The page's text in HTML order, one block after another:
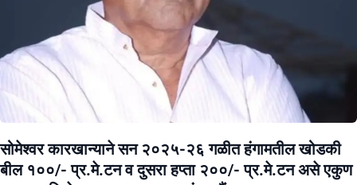
सोमेश्वर कारखान्याने सन २०२५-२६ गळीत हंगामतील खोडकी
बील १००/- प्र.मे.टन व दुसरा हप्ता २००/- प्र.मे.टन असे एकुण